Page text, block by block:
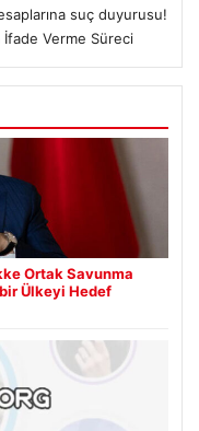
suç duyurusu!
İfade Verme Süreci
Ortak Savunma
Ülkeyi Hedef